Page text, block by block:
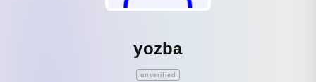
yozba
unverified